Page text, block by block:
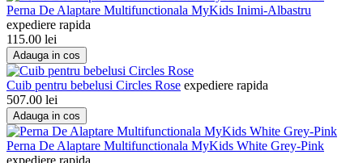
Perna De Alaptare Multifunctionala MyKids Inimi-Albastru
expediere rapida
115.00 lei
Adauga in cos
Cuib pentru bebelusi Circles Rose expediere rapida
507.00 lei
Adauga in cos
Perna De Alaptare Multifunctionala MyKids White Grey-Pink
expediere rapida